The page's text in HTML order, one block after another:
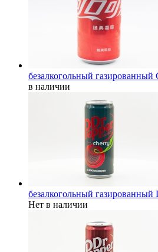
безалкогольный
в наличии
безалкогольный газированный
Нет в наличии